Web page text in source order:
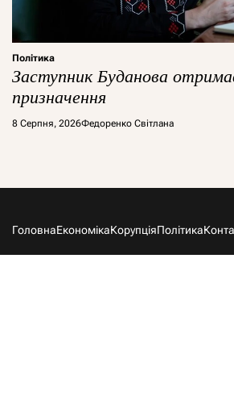
Політика
Заступник Буданова
призначення
8 Серпня, 2026Федоренко Світлана
ГоловнаЕкономікаКорупціяПолітика